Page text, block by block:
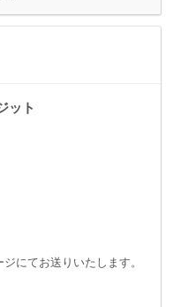
ット
にてお送りいたします。